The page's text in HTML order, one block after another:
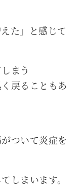
た」と感じて
まう
戻ることもあ
ついて炎症を
しまいます。